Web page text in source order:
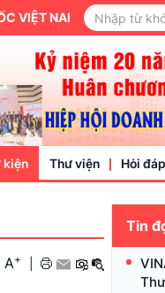
kiện Thư viện
Video
Văn bản pháp luật
Hỏi đáp
A+
Tin